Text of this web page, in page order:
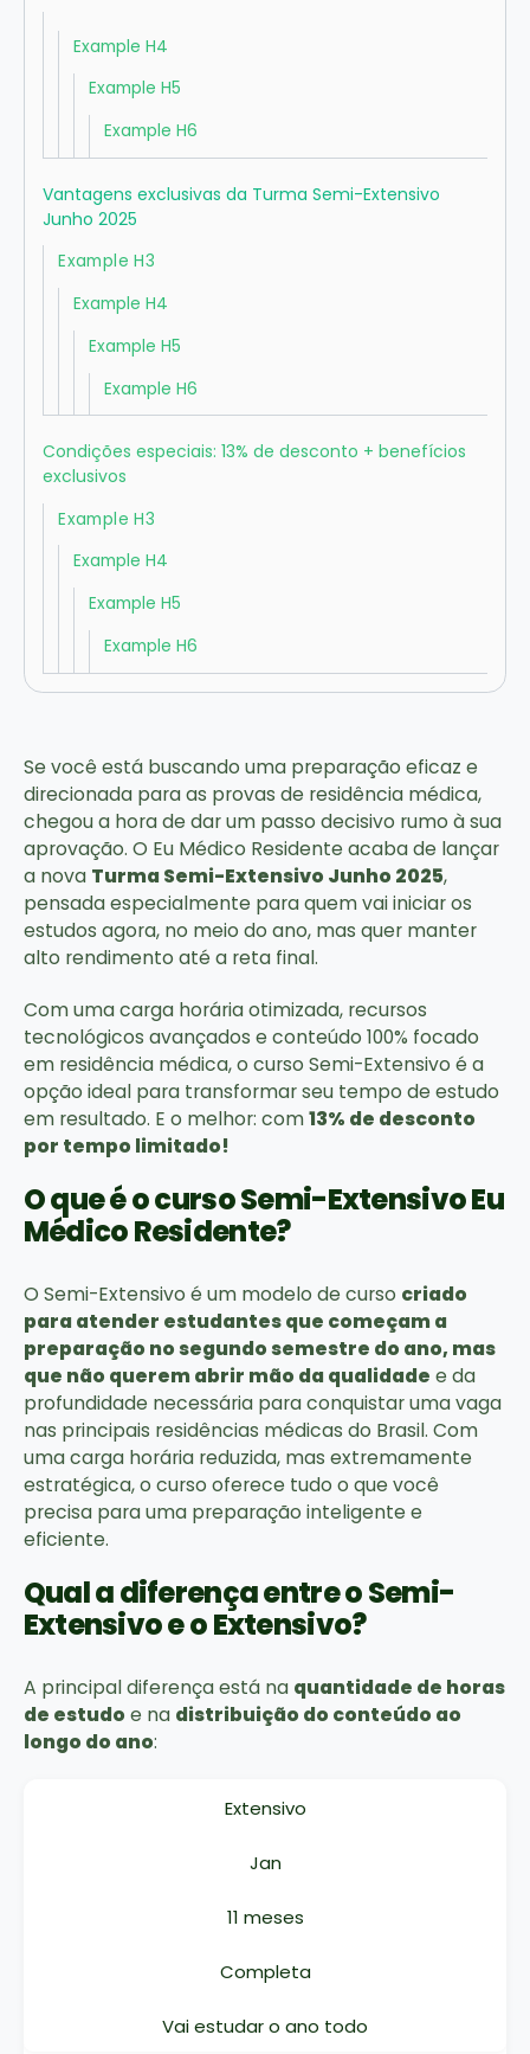
Example H4
Example H5
Example H6
Vantagens exclusivas da Turma Semi-Extensivo
Junho 2025
Example H3
Example H4
Example H5
Example H6
Condições especiais: 13% de desconto + benefícios
exclusivos
Example H3
Example H4
Example H5
Example H6
Se você está buscando uma preparação eficaz e
direcionada para as provas de residência médica,
chegou a hora de dar um passo decisivo rumo à sua
aprovação. O Eu Médico Residente acaba de lançar
a nova Turma Semi-Extensivo Junho 2025,
pensada especialmente para quem vai iniciar os
estudos agora, no meio do ano, mas quer manter
alto rendimento até a reta final.
Com uma carga horária otimizada, recursos
tecnológicos avançados e conteúdo 100% focado
em residência médica, o curso Semi-Extensivo é a
opção ideal para transformar seu tempo de estudo
em resultado. E o melhor: com13% de desconto
por tempo limitado!
O que é o curso Semi-Extensivo Eu
Médico Residente?
O Semi-Extensivo é um modelo de curso criado
para atender estudantes que começam a
preparação no segundo semestre do ano, mas
que não querem abrir mão da qualidade e da
profundidade necessária para conquistar uma vaga
nas principais residências médicas do Brasil. Com
uma carga horária reduzida, mas extremamente
estratégica, o curso oferece tudo o que você
precisa para uma preparação inteligente e
eficiente.
Qual a diferença entre o Semi-
Extensivo e o Extensivo?
A principal diferença está na quantidade de horas
de estudo e na distribuição do conteúdo ao
longo do ano:
Extensivo
Jan
11 meses
Completa
Vai estudar o ano todo